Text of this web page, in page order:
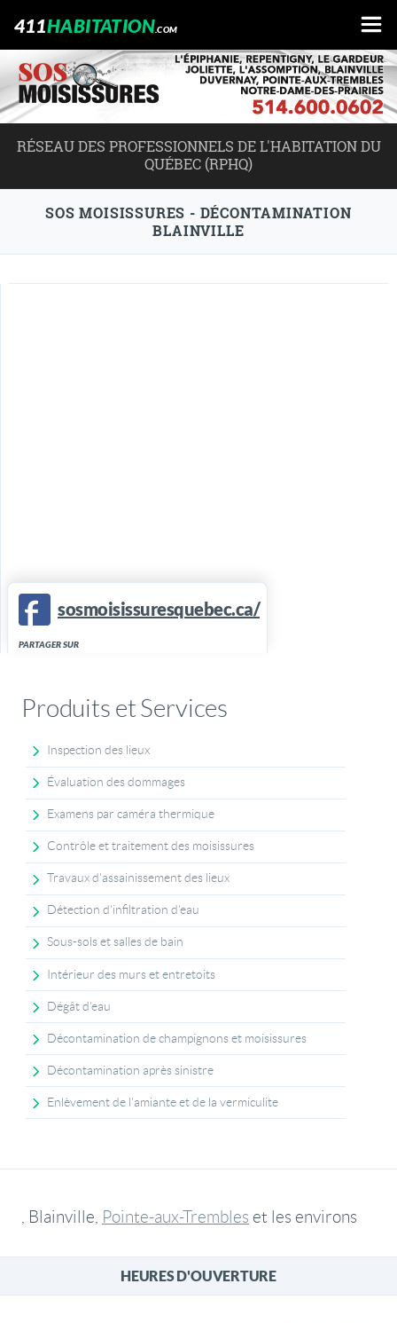
411HABITATION.COM
RÉSEAU DES PROFESSIONNELS DE L'HABITATION DU
QUÉBEC (RPHQ)
SOS MOISISSURES - DÉCONTAMINATION
BLAINVILLE
sosmoisissuresquebec.ca/
PARTAGER SUR
Produits et Services
Inspection des lieux
Évaluation des dommages
Examens par caméra thermique
Contrôle et traitement des moisissures
Travaux d'assainissement des lieux
Détection d'infiltration d'eau
Sous-sols et salles de bain
Intérieur des murs et entretoits
Dégât d'eau
Décontamination de champignons et moisissures
Décontamination après sinistre
Enlèvement de l'amiante et de la vermiculite
, Blainville, Pointe-aux-Trembles et les environs
HEURES D'OUVERTURE